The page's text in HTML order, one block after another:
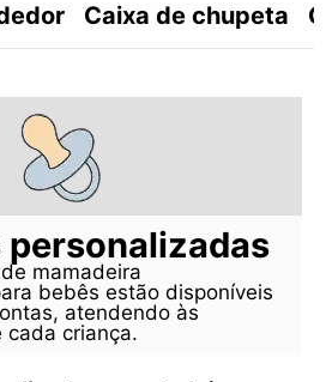
Caixa de chupeta
personalizadas
mamadeira
bebês estão disponíveis
atendendo às
cada criança.